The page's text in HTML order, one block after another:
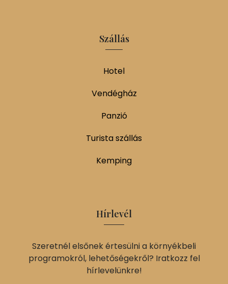
Szállás
Hotel
Vendégház
Panzió
Turista szállás
Kemping
Hírlevél
Szeretnél elsőnek értesülni a környékbeli
programokról, lehetőségekről? Iratkozz fel
hírlevelünkre!